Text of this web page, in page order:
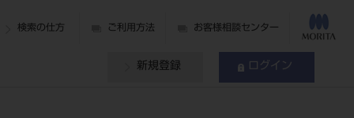
検索の仕方 ご利用方法 お客様相談センター
新規登録 ログイン